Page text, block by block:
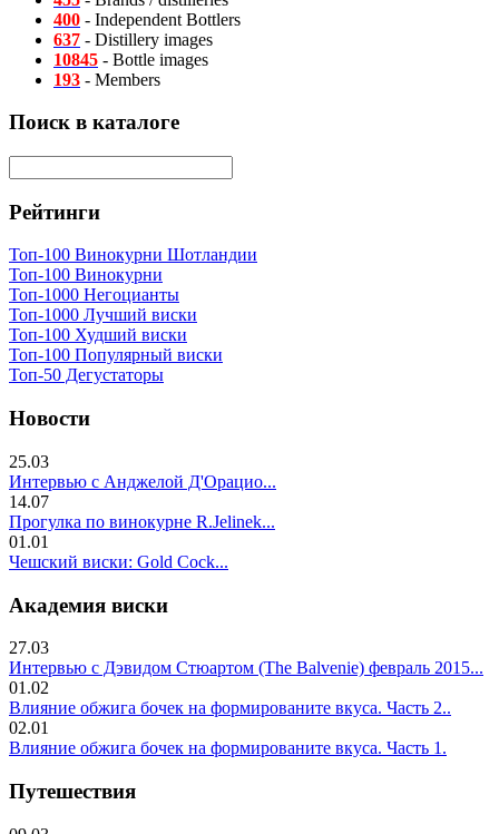
400 - Independent Bottlers
637 - Distillery images
10845 - Bottle images
193 - Members
Поиск в каталоге
Рейтинги
Топ-100 Винокурни Шотландии
Топ-100 Винокурни
Топ-1000 Негоцианты
Топ-1000 Лучший виски
Топ-100 Худший виски
Топ-100 Популярный виски
Топ-50 Дегустаторы
Новости
25.03
Интервью с Анджелой Д'Орацио...
14.07
Прогулка по винокурне R.Jelinek...
01.01
Чешский виски: Gold Cock...
Академия виски
27.03
Интервью с Дэвидом Стюартом (The Balvenie) февраль 2015...
01.02
Влияние обжига бочек на формированите вкуса. Часть 2..
02.01
Влияние обжига бочек на формированите вкуса. Часть 1.
Путешествия